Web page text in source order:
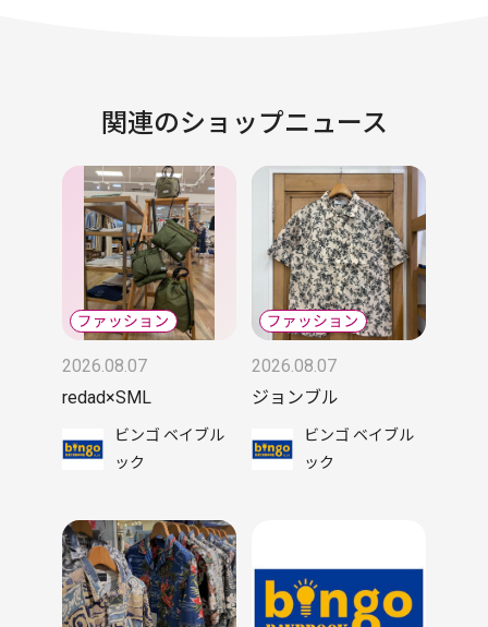
関連のショップニュース
2026.08.07
redad×SML
ビンゴ ベイブル
ック
2026.08.07
ジョンブル
ビンゴ ベイブル
ック